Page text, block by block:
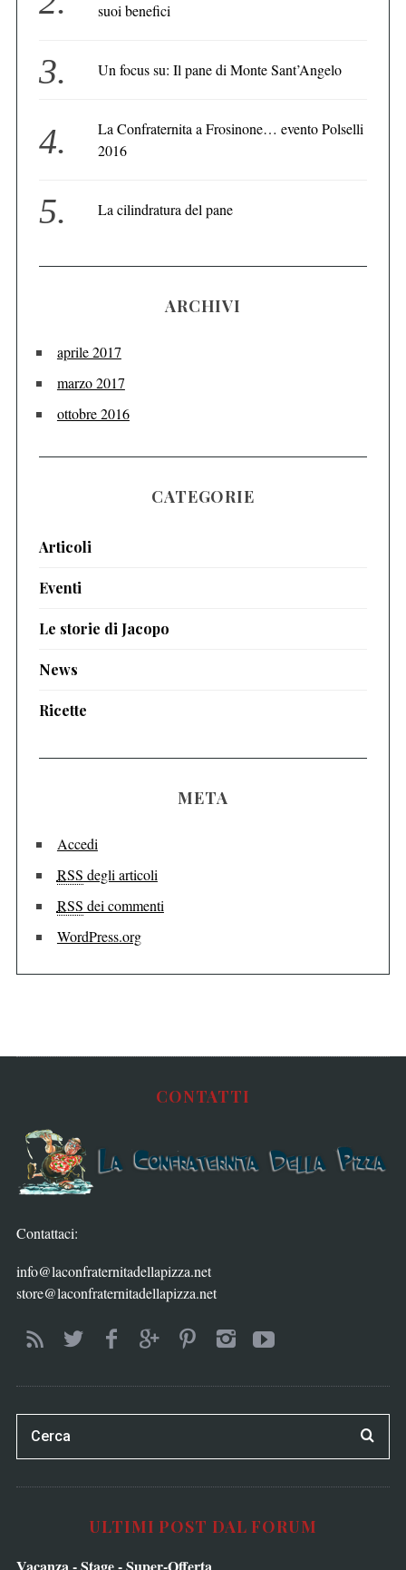
suoi benefici
Un focus su: Il pane di Monte Sant’Angelo
La Confraternita a Frosinone… evento Polselli
2016
La cilindratura del pane
ARCHIVI
aprile 2017
marzo 2017
ottobre 2016
CATEGORIE
Articoli
Eventi
Le storie di Jacopo
News
Ricette
META
Accedi
RSS degli articoli
RSS dei commenti
WordPress.org
CONTATTI
Contattaci:
info@laconfraternitadellapizza.net
store@laconfraternitadellapizza.net
ULTIMI POST DAL FORUM